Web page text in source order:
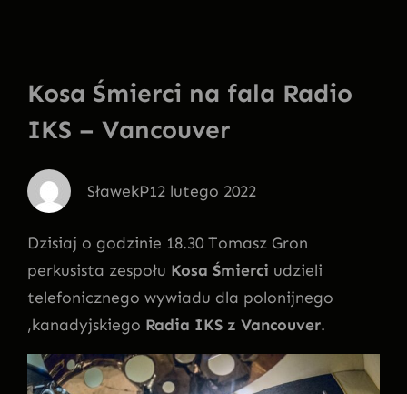
Kosa Śmierci na fala Radio
IKS – Vancouver
SławekP12 lutego 2022
Dzisiaj o godzinie 18.30 Tomasz Gron
perkusista zespołu Kosa Śmierci udzieli
telefonicznego wywiadu dla polonijnego
,kanadyjskiego Radia IKS z Vancouver.